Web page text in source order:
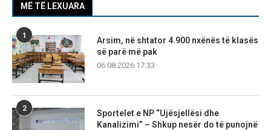
MË TË LEXUARA
1
Arsim, në shtator 4.900 nxënës të klasës
së parë më pak
06.08.2026 17:33
2
Sportelet e NP “Ujësjellësi dhe
Kanalizimi” – Shkup nesër do të punojnë